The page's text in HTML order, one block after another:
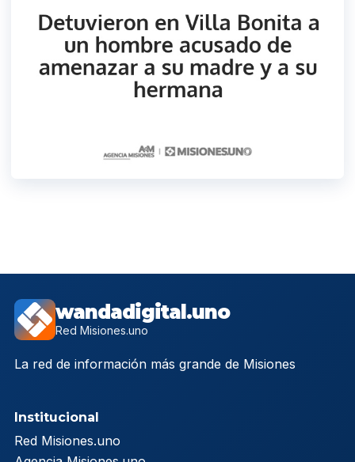
wandadigital.uno
Red Misiones.uno
La red de información más grande de Misiones
Institucional
Red Misiones.uno